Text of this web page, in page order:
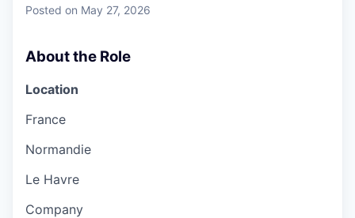
Posted on May 27, 2026
About the Role
Location
France
Normandie
Le Havre
Company